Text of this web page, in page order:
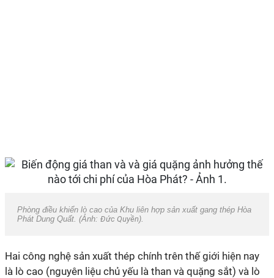
Phòng điều khiển lò cao của Khu liên hợp sản xuất gang thép Hòa
Phát Dung Quất. (Ảnh: Đức Quyền).
Hai công nghệ sản xuất thép chính trên thế giới hiện nay
là lò cao (nguyên liệu chủ yếu là than và quặng sắt) và lò